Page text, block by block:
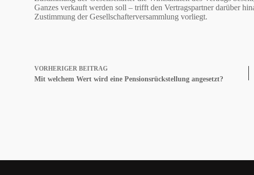
Ganzes verkauft werden soll – trifft den Vertragspartner darüber
Zustimmung der Gesellschafterversammlung vorliegt.
VORHERIGERBEITRAG
Mit welchem Wert wird eine Pensionsrückstellung angesetzt?